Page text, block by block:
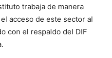
trabaja de manera
acceso de este sector al
con el respaldo del DIF